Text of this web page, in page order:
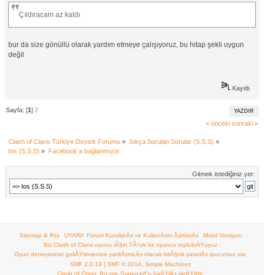
Çıldıracam az kaldı
bur da size gönüllü olarak yardım etmeye çalışıyoruz, bu hitap şekli uygun
değil
Kayıtlı
YAZDIR
Sayfa: [1]2
« önceki sonraki »
Clash of Clans Türkiye Destek Forumu » Sıkça Sorulan Sorular (S.S.S) »
Ios (S.S.S) » Facebook a bağlanmıyor
Gitmek istediğiniz yer:
Sitemap & Rss UYARI! Forum KurallarÄ± ve KullanÄ±m ÅartlarÄ±
Mobil Versiyon
Biz Clash of Clans oyunu iÃ§in TÃ¼rk bir oyuncu topluluÄŸuyuz .
Oyun deneyiminizi geliÅŸtirmenize yardÄ±mcÄ± olacak birÃ§ok yararlÄ± ipucumuz var.
SMF 2.0.19
SMF © 2014 Simple Machines
Clash of Clans Bu site Supercell"e baÄŸlÄ± deÄŸildir.